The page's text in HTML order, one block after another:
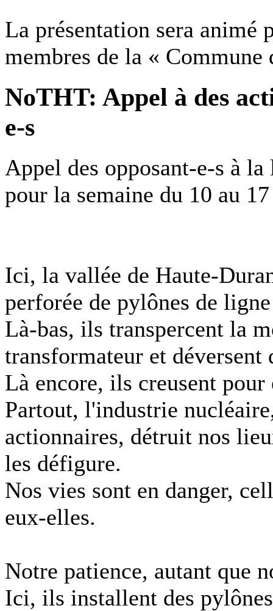
La présentation sera animé
membres de la « Commune
NoTHT: Appel à des
e-s
Appel des opposant-e-s à
pour la semaine du 10 au
Ici, la vallée de Haute-
perforée de pylônes de
Là-bas, ils transpercent la
transformateur et déversent
Là encore, ils creusent
Partout, l'industrie
actionnaires, détruit nos
les défigure.
Nos vies sont en danger,
eux-elles.
Notre patience, autant que
Ici, ils installent des